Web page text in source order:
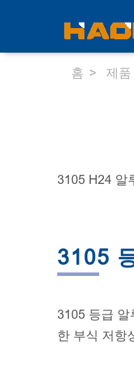
홈 제품
3105 H24 알
3105
3105 등급
한 부식 저항